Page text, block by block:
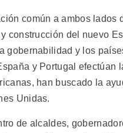
común a ambos lados
construcción del nuevo
gobernabilidad y los
y Portugal efectúan
han buscado la
Unidas.
de alcaldes,